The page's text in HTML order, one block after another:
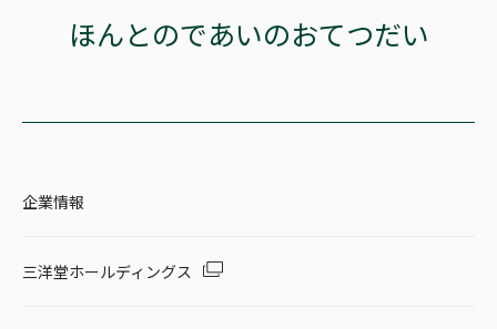
ほんとのであいのおてつだい
企業情報
三洋堂ホールディングス